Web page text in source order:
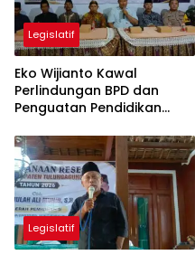
Legislatif
Eko Wijianto Kawal
Perlindungan BPD dan
Penguatan Pendidikan
Legislatif